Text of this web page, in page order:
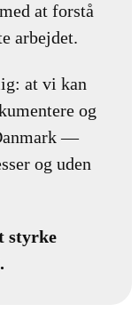
at forstå
arbejdet.
at vi kan
og
—
og uden
styrke